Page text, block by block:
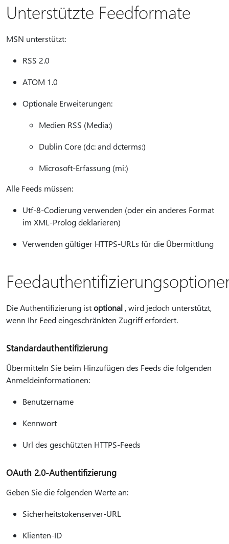
Unterstützte Feedformate
MSN unterstützt:
RSS 2.0
ATOM 1.0
Optionale Erweiterungen:
Medien RSS (Media:)
Dublin Core (dc: and dcterms:)
Microsoft-Erfassung (mi:)
Alle Feeds müssen:
Utf-8-Codierung verwenden (oder ein anderes Format
im XML-Prolog deklarieren)
Verwenden gültiger HTTPS-URLs für die Übermittlung
Die Authentifizierung istoptional , wird jedoch unterstützt,
wenn Ihr Feed eingeschränkten Zugriff erfordert.
Standardauthentifizierung
Übermitteln Sie beim Hinzufügen des Feeds die folgenden
Anmeldeinformationen:
Benutzername
Kennwort
Url des geschützten HTTPS-Feeds
OAuth 2.0-Authentifizierung
Geben Sie die folgenden Werte an:
Sicherheitstokenserver-URL
Klienten-ID